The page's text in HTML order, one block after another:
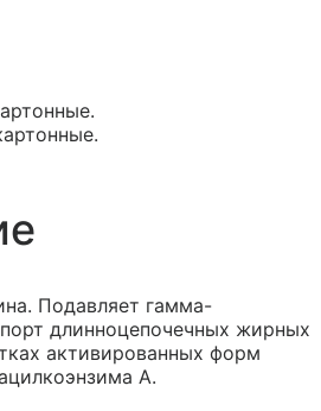
Подавляет гамма-
длинноцепочечных жирных
активированных форм
А.